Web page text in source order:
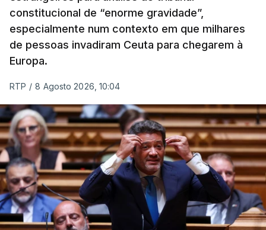
constitucional de “enorme gravidade”,
especialmente num contexto em que milhares
de pessoas invadiram Ceuta para chegarem à
Europa.
RTP / 8 Agosto 2026, 10:04